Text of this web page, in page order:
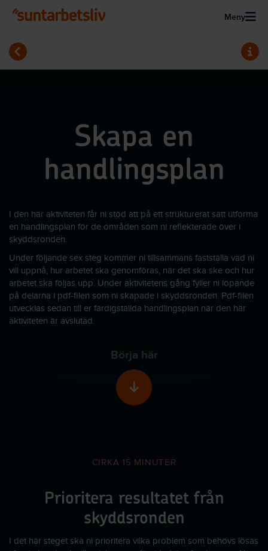
Meny
Jobba med digital arbetsmiljö
Skapa en
handlingsplan
I den här aktiviteten får ni stöd att på ett strukturerat sätt utforma
en handlingsplan för de områden som ni reflekterade över i
skyddsronden.
Under följande sex steg kommer ni tillsammans fastställa vad ni
vill uppnå, hur arbetet ska genomföras, när det ska ske och hur
arbetet ska följas upp. Under aktivitetens gång fyller ni löpande
på delarna i pdf-filen som ni skapade i skyddsronden. Pdf-filen
utvecklas sedan till er färdigställda handlingsplan när den här
aktiviteten är avslutad.
Börja här
CIRKA 15 MINUTER
Prioritera resultatet från
skyddsronden
I det här steget ska ni prioritera vilka problem som behövs lösas